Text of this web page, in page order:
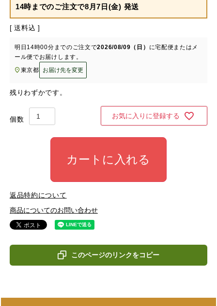
14時までのご注文で8月7日(金) 発送
送料込
明日 14時00分 までのご注文で2026/08/09（日） に宅配便またはメ
ール便でお届けします。
東京都
お届け先を変更
残りわずかです。
お気に入りに登録する
カートに入れる
返品特約について
商品についてのお問い合わせ
このページのリンクをコピー